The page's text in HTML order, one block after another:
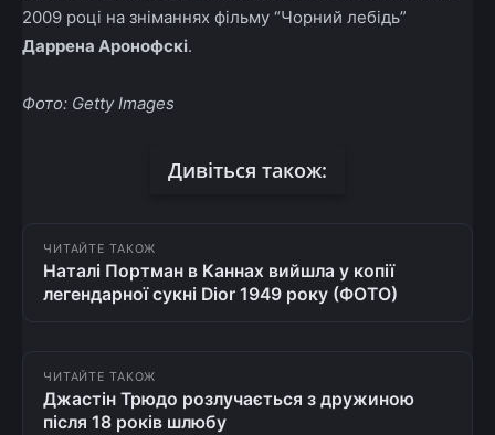
2009 році на зніманнях фільму “Чорний лебідь”
Даррена Аронофскі.
Фото: Getty Images
Дивіться також:
ЧИТАЙТЕ ТАКОЖ
Наталі Портман в Каннах вийшла у копії
легендарної сукні Dior 1949 року (ФОТО)
ЧИТАЙТЕ ТАКОЖ
Джастін Трюдо розлучається з дружиною
після 18 років шлюбу